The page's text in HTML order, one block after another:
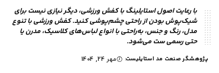
با رعایت اصول استایلینگ با کفش ورزشی، دیگر نیازی نیست برای
شیک‌پوش بودن از راحتی چشم‌پوشی کنید. کفش ورزشی با تنوع
مدل، رنگ و جنس، به‌راحتی با انواع لباس‌های کلاسیک، مدرن یا
حتی رسمی ست می‌شود.
پژوهشگر صنعت مد استایلیست مهر 24, 1404